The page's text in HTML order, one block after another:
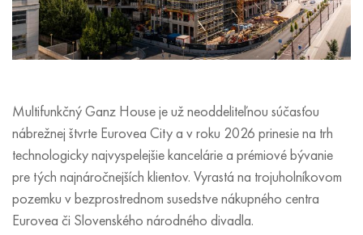
Multifunkčný Ganz House je už neoddeliteľnou súčasťou
nábrežnej štvrte Eurovea City a v roku 2026 prinesie na trh
technologicky najvyspelejšie kancelárie a prémiové bývanie
pre tých najnáročnejších klientov. Vyrastá na trojuholníkovom
pozemku v bezprostrednom susedstve nákupného centra
Eurovea či Slovenského národného divadla.